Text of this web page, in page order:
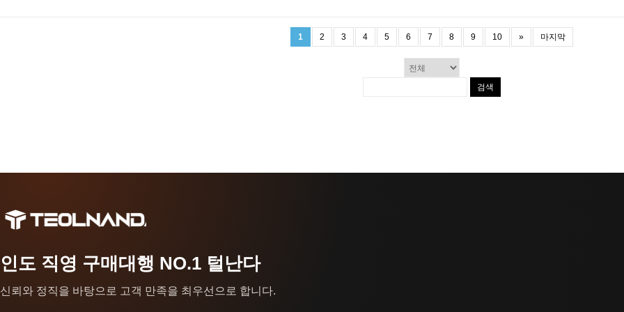
1 2 3 4 5 6 7 8 9 10 » 마지막
검색
인도 직영 구매대행 NO.1 털난다
신뢰와 정직을 바탕으로 고객 만족을 최우선으로 합니다.